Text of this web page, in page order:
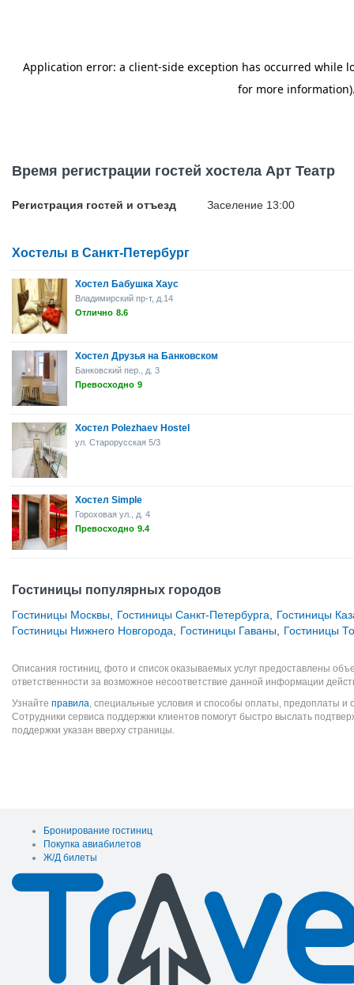
Время регистрации гостей хостела Арт Театр
Регистрация гостей и отъезд Заселение 13:00
Хостелы в Санкт-Петербург
Хостел Бабушка Хаус
Владимирский пр-т, д.14
Отлично 8.6
Хостел Друзья на Банковском
Банковский пер., д. 3
Превосходно 9
Хостел Polezhaev Hostel
ул. Старорусская 5/3
Хостел Simple
Гороховая ул., д. 4
Превосходно 9.4
Гостиницы популярных городов
Гостиницы Москвы Гостиницы Санкт-Петербурга
Гостиницы
Гостиницы Нижнего Новгорода
Гостиницы Гаваны Гостиницы
Описания гостиниц, фото и список оказываемых услуг предоставлены
ответственности за возможное несоответствие данной информации
Узнайте правила, специальные условия и способы оплаты, предоплаты и
Сотрудники сервиса поддержки клиентов помогут быстро выслать
поддержки указан вверху страницы.
Бронирование гостиниц
Покупка авиабилетов
Ж/Д билеты